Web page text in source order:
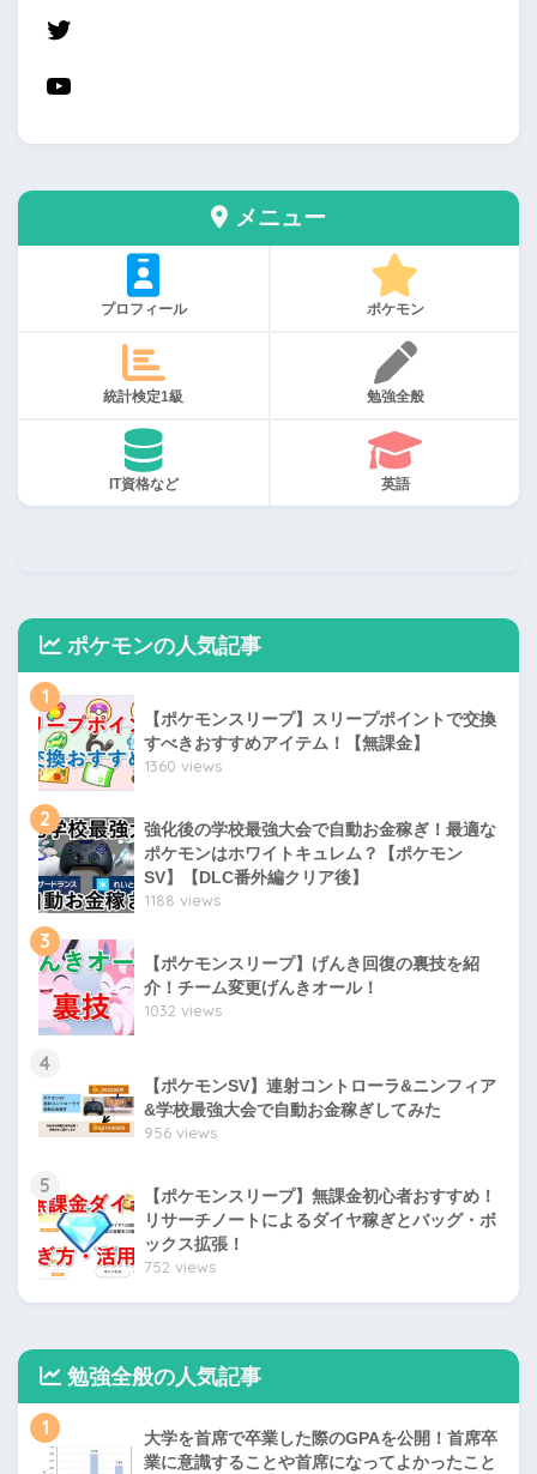
メニュー
プロフィール ポケモン
統計検定1級 勉強全般
IT資格など 英語
ポケモンの人気記事
1
【ポケモンスリープ】スリープポイントで交換
すべきおすすめアイテム！【無課金】
1360 views
2
強化後の学校最強大会で自動お金稼ぎ！最適な
ポケモンはホワイトキュレム？【ポケモン
SV】【DLC番外編クリア後】
1188 views
3
【ポケモンスリープ】げんき回復の裏技を紹
介！チーム変更げんきオール！
1032 views
4
【ポケモンSV】連射コントローラ&ニンフィア
&学校最強大会で自動お金稼ぎしてみた
956 views
5
【ポケモンスリープ】無課金初心者おすすめ！
リサーチノートによるダイヤ稼ぎとバッグ・ボ
ックス拡張！
752 views
勉強全般の人気記事
1
大学を首席で卒業した際のGPAを公開！首席卒
業に意識することや首席になってよかったこと